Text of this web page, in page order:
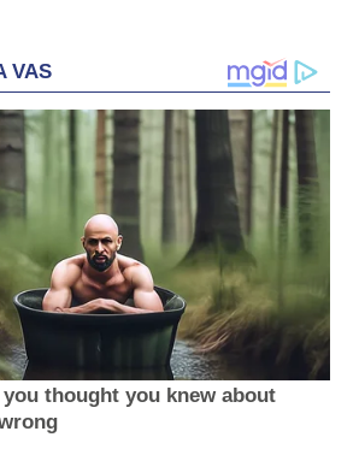
VAS
thought you knew about